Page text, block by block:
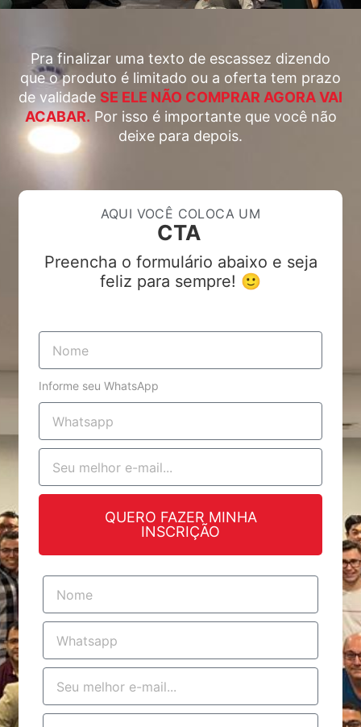
Pra finalizar uma texto de escassez dizendo
que o produto é limitado ou a oferta tem prazo
de validade SE ELE NÃO COMPRAR AGORA VAI
ACABAR. Por isso é importante que você não
deixe para depois.
AQUI VOCÊ COLOCA UM
CTA
Preencha o formulário abaixo e seja
feliz para sempre! 🙂
Informe seu WhatsApp
QUERO FAZER MINHA
INSCRIÇÃO